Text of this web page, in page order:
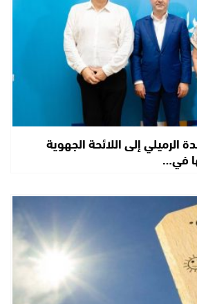
الرميلي إلى اللائحة الجهوية
في…